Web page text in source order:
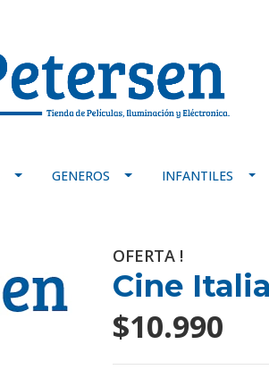
GENEROS INFANTILES
OFERTA !
Cine
$10.990